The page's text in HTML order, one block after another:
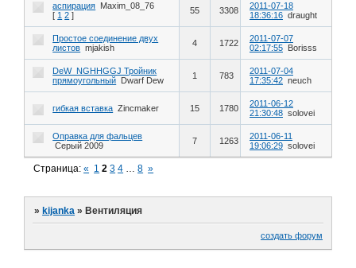
аспирация Maxim_08_76
[ 1 2 ] 55 3308
2011-07-18
18:36:16 draught
Простое соединение двух
листов mjakish 4 1722
2011-07-07
02:17:55
Borisss
DeW_NGHHGGJ Тройник
прямоугольный
Dwarf Dew 1 783
2011-07-04
17:35:42 neuch
гибкая вставка Zincmaker 15 1780
2011-06-12
21:30:48 solovei
Оправка для фальцев
Серый 2009
7 1263
2011-06-11
19:06:29 solovei
Страница:« 1 2 3 4 … 8 »
»kijanka »Вентиляция
создать форум